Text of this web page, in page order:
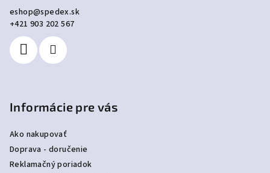
eshop@spedex.sk
+421 903 202 567
Informácie pre vás
Ako nakupovať
Doprava - doručenie
Reklamačný poriadok